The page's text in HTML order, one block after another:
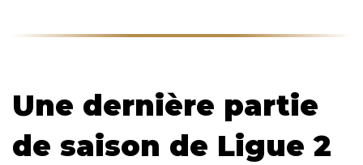
Une dernière partie
de saison de Ligue 2